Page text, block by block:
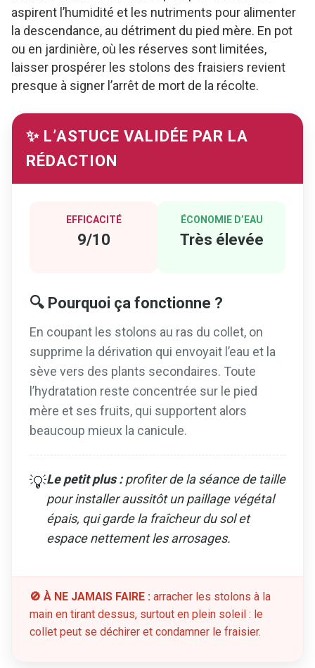
aspirent l’humidité et les nutriments pour alimenter
la descendance, au détriment du pied mère. En pot
ou en jardinière, où les réserves sont limitées,
laisser prospérer les stolons des fraisiers revient
presque à signer l’arrêt de mort de la récolte.
✨ L’ASTUCE VALIDÉE PAR LA
RÉDACTION
EFFICACITÉ
9/10
ÉCONOMIE D’EAU
Très élevée
🔍 Pourquoi ça fonctionne ?
En coupant les stolons au ras du collet, on
supprime la dérivation qui envoyait l’eau et la
sève vers des plants secondaires. Toute
l’hydratation reste concentrée sur le pied
mère et ses fruits, qui supportent alors
beaucoup mieux la canicule.
💡Le petit plus :profiter de la séance de taille
pour installer aussitôt un paillage végétal
épais, qui garde la fraîcheur du sol et
espace nettement les arrosages.
🚫 À NE JAMAIS FAIRE : arracher les stolons à la
main en tirant dessus, surtout en plein soleil : le
collet peut se déchirer et condamner le fraisier.